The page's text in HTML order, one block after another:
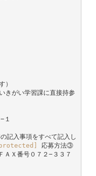
）
きがい学習課に直接持参
１
記入事項をすべて記入し
応募方法③
Ｘ番号０７２−３３７